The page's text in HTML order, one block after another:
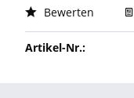
Bewerten
Artikel-Nr.: